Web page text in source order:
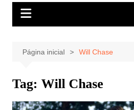
Página inicial Will Chase
Tag: Will Chase